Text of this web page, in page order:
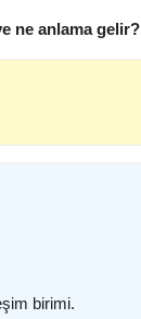
ne anlama gelir?
birimi.